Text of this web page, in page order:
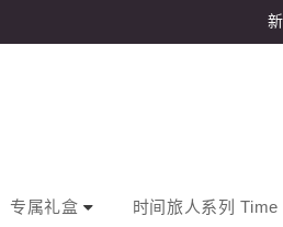
专属礼盒 时间旅人系列